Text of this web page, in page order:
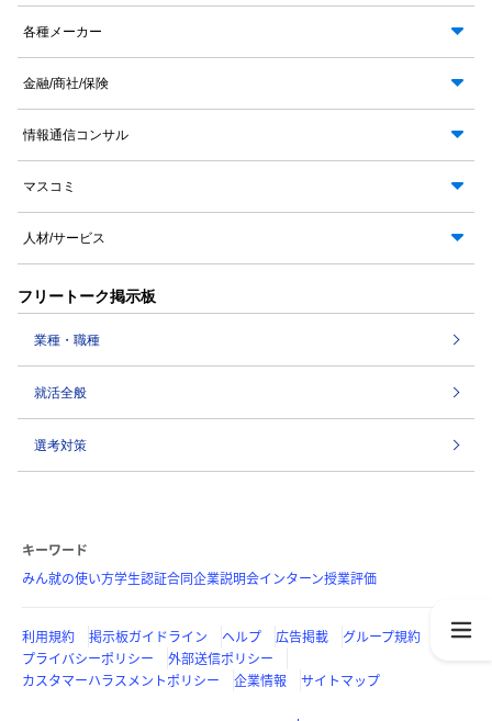
各種メーカー
金融/商社/保険
情報通信コンサル
マスコミ
人材/サービス
フリートーク掲示板
業種・職種
就活全般
選考対策
キーワード
みん就の使い方学生認証合同企業説明会インターン授業評価
利用規約 掲示板ガイドライン ヘルプ 広告掲載
グループ規約
プライバシーポリシー
外部送信ポリシー
カスタマーハラスメントポリシー
企業情報 サイトマップ